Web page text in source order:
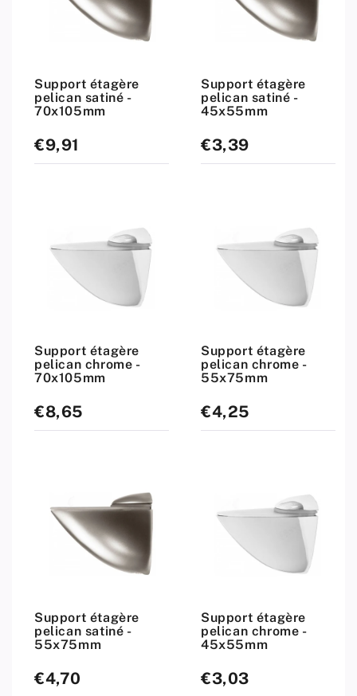
Support étagère
pelican satiné -
70x105mm
Prix
standard
€9,91
Support étagère
pelican satiné -
45x55mm
Prix
standard
€3,39
Support étagère
pelican chrome -
70x105mm
Prix
standard
€8,65
Support étagère
pelican chrome -
55x75mm
Prix
standard
€4,25
Support étagère
pelican satiné -
55x75mm
Prix
standard
€4,70
Support étagère
pelican chrome -
45x55mm
Prix
standard
€3,03